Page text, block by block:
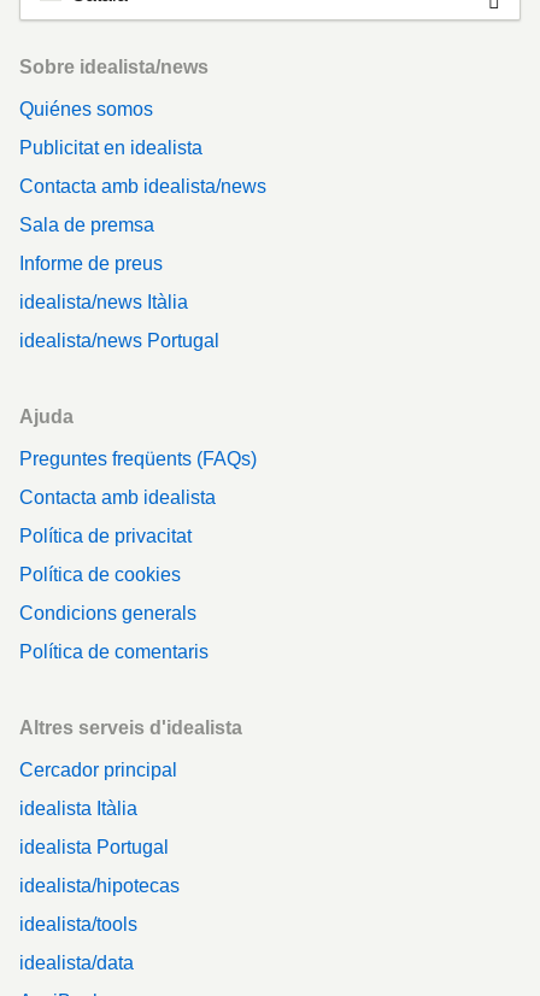
Footer
Sobre idealista/news
Quiénes somos
Publicitat en idealista
Contacta amb idealista/news
Sala de premsa
Informe de preus
idealista/news Itàlia
idealista/news Portugal
Ajuda
Preguntes freqüents (FAQs)
Contacta amb idealista
Política de privacitat
Política de cookies
Condicions generals
Política de comentaris
Altres serveis d'idealista
Cercador principal
idealista Itàlia
idealista Portugal
idealista/hipotecas
idealista/tools
idealista/data